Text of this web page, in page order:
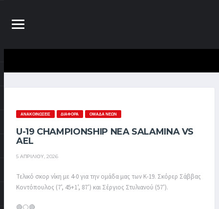
ΑΝΑΚΟΙΝΏΣΕΙΣ ΔΙΆΦΟΡΑ ΟΜΆΔΑ ΝΈΩΝ
U-19 CHAMPIONSHIP NEA SALAMINA VS
AEL
5 ΑΠΡΙΛΊΟΥ, 2026
Τελικό σκορ νίκη με 4-0 για την ομάδα μας των Κ-19. Σκόρερ Σάββας
Κοντόπουλος (7’, 45+1’, 87’) και Σέργιος Στυλιανού (57’).